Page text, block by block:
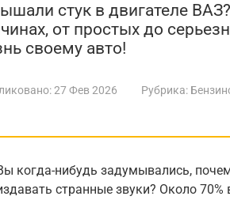
стук в двигателе
от простых до
своему авто!
27 Фев 2026 Рубрика:
когда-нибудь задумывались,
странные звуки? Около